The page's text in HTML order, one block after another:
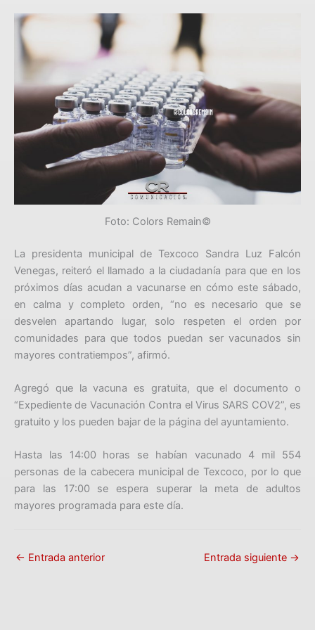
Foto: Colors Remain©
La presidenta municipal de Texcoco Sandra Luz Falcón
Venegas, reiteró el llamado a la ciudadanía para que en los
próximos días acudan a vacunarse en cómo este sábado,
en calma y completo orden, “no es necesario que se
desvelen apartando lugar, solo respeten el orden por
comunidades para que todos puedan ser vacunados sin
mayores contratiempos”, afirmó.
Agregó que la vacuna es gratuita, que el documento o
“Expediente de Vacunación Contra el Virus SARS COV2”, es
gratuito y los pueden bajar de la página del ayuntamiento.
Hasta las 14:00 horas se habían vacunado 4 mil 554
personas de la cabecera municipal de Texcoco, por lo que
para las 17:00 se espera superar la meta de adultos
mayores programada para este día.
← Entrada anterior Entrada siguiente →